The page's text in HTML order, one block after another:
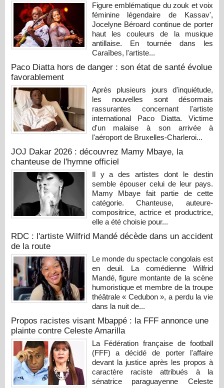
Figure emblématique du zouk et voix
féminine légendaire de Kassav',
Jocelyne Béroard continue de porter
haut les couleurs de la musique
antillaise. En tournée dans les
Caraïbes, l'artiste...
Paco Diatta hors de danger : son état de santé évolue
favorablement
Après plusieurs jours d'inquiétude,
les nouvelles sont désormais
rassurantes concernant l'artiste
international Paco Diatta. Victime
d'un malaise à son arrivée à
l'aéroport de Bruxelles-Charleroi...
JOJ Dakar 2026 : découvrez Mamy Mbaye, la
chanteuse de l'hymne officiel
Il y a des artistes dont le destin
semble épouser celui de leur pays.
Mamy Mbaye fait partie de cette
catégorie. Chanteuse, auteure-
compositrice, actrice et productrice,
elle a été choisie pour...
RDC : l'artiste Wilfrid Mandé décède dans un accident
de la route
Le monde du spectacle congolais est
en deuil. La comédienne Wilfrid
Mandé, figure montante de la scène
humoristique et membre de la troupe
théâtrale « Cedubon », a perdu la vie
dans la nuit de...
Propos racistes visant Mbappé : la FFF annonce une
plainte contre Celeste Amarilla
La Fédération française de football
(FFF) a décidé de porter l'affaire
devant la justice après les propos à
caractère raciste attribués à la
sénatrice paraguayenne Celeste